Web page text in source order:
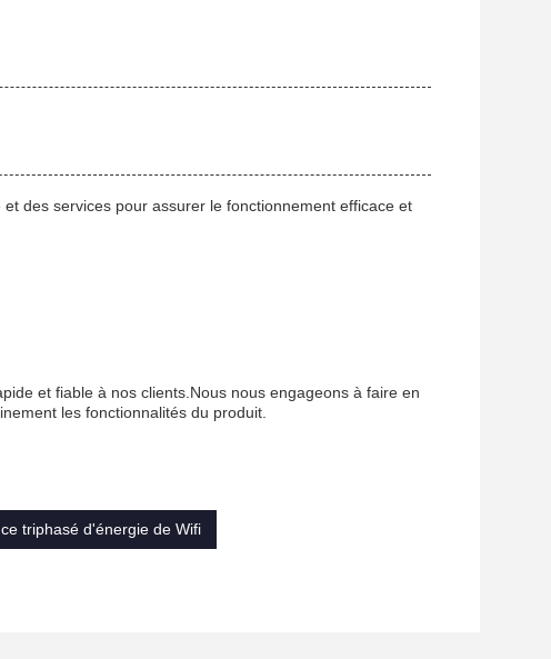
des services pour assurer le fonctionnement efficace et
et fiable à nos clients.Nous nous engageons à faire en
les fonctionnalités du produit.
triphasé d'énergie de Wifi